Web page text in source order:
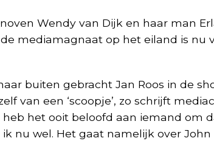
Wendy van Dijk en haar man
mediamagnaat op het eiland is nu
buiten gebracht Jan Roos in de
van een ‘scoopje’, zo schrijft
heb het ooit beloofd aan iemand om
nu wel. Het gaat namelijk over John